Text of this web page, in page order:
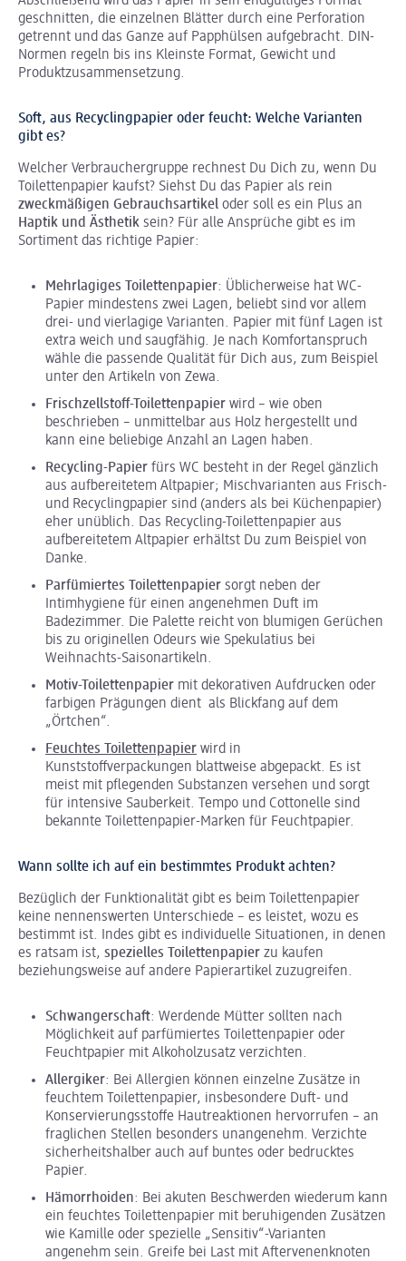
geschnitten, die einzelnen Blätter durch eine Perforation
getrennt und das Ganze auf Papphülsen aufgebracht. DIN-
Normen regeln bis ins Kleinste Format, Gewicht und
Produktzusammensetzung.
Soft, aus Recyclingpapier oder feucht: Welche Varianten
gibt es?
Welcher Verbrauchergruppe rechnest Du Dich zu, wenn Du
Toilettenpapier kaufst? Siehst Du das Papier als rein
zweckmäßigen Gebrauchsartikel oder soll es ein Plus an
Haptik und Ästhetik sein? Für alle Ansprüche gibt es im
Sortiment das richtige Papier:
Mehrlagiges Toilettenpapier: Üblicherweise hat WC-
Papier mindestens zwei Lagen, beliebt sind vor allem
drei- und vierlagige Varianten. Papier mit fünf Lagen ist
extra weich und saugfähig. Je nach Komfortanspruch
wähle die passende Qualität für Dich aus, zum Beispiel
unter den Artikeln von Zewa.
Frischzellstoff-Toilettenpapier wird – wie oben
beschrieben – unmittelbar aus Holz hergestellt und
kann eine beliebige Anzahl an Lagen haben.
Recycling-Papier fürs WC besteht in der Regel gänzlich
aus aufbereitetem Altpapier; Mischvarianten aus Frisch-
und Recyclingpapier sind (anders als bei Küchenpapier)
eher unüblich. Das Recycling-Toilettenpapier aus
aufbereitetem Altpapier erhältst Du zum Beispiel von
Danke.
Parfümiertes Toilettenpapier sorgt neben der
Intimhygiene für einen angenehmen Duft im
Badezimmer. Die Palette reicht von blumigen Gerüchen
bis zu originellen Odeurs wie Spekulatius bei
Weihnachts-Saisonartikeln.
Motiv-Toilettenpapier mit dekorativen Aufdrucken oder
farbigen Prägungen dient als Blickfang auf dem
„Örtchen“.
Feuchtes Toilettenpapier wird in
Kunststoffverpackungen blattweise abgepackt. Es ist
meist mit pflegenden Substanzen versehen und sorgt
für intensive Sauberkeit. Tempo und Cottonelle sind
bekannte Toilettenpapier-Marken für Feuchtpapier.
Wann sollte ich auf ein bestimmtes Produkt achten?
Bezüglich der Funktionalität gibt es beim Toilettenpapier
keine nennenswerten Unterschiede – es leistet, wozu es
bestimmt ist. Indes gibt es individuelle Situationen, in denen
es ratsam ist, spezielles Toilettenpapier zu kaufen
beziehungsweise auf andere Papierartikel zuzugreifen.
Schwangerschaft: Werdende Mütter sollten nach
Möglichkeit auf parfümiertes Toilettenpapier oder
Feuchtpapier mit Alkoholzusatz verzichten.
Allergiker: Bei Allergien können einzelne Zusätze in
feuchtem Toilettenpapier, insbesondere Duft- und
Konservierungsstoffe Hautreaktionen hervorrufen – an
fraglichen Stellen besonders unangenehm. Verzichte
sicherheitshalber auch auf buntes oder bedrucktes
Papier.
Hämorrhoiden: Bei akuten Beschwerden wiederum kann
ein feuchtes Toilettenpapier mit beruhigenden Zusätzen
wie Kamille oder spezielle „Sensitiv“-Varianten
angenehm sein. Greife bei Last mit Aftervenenknoten